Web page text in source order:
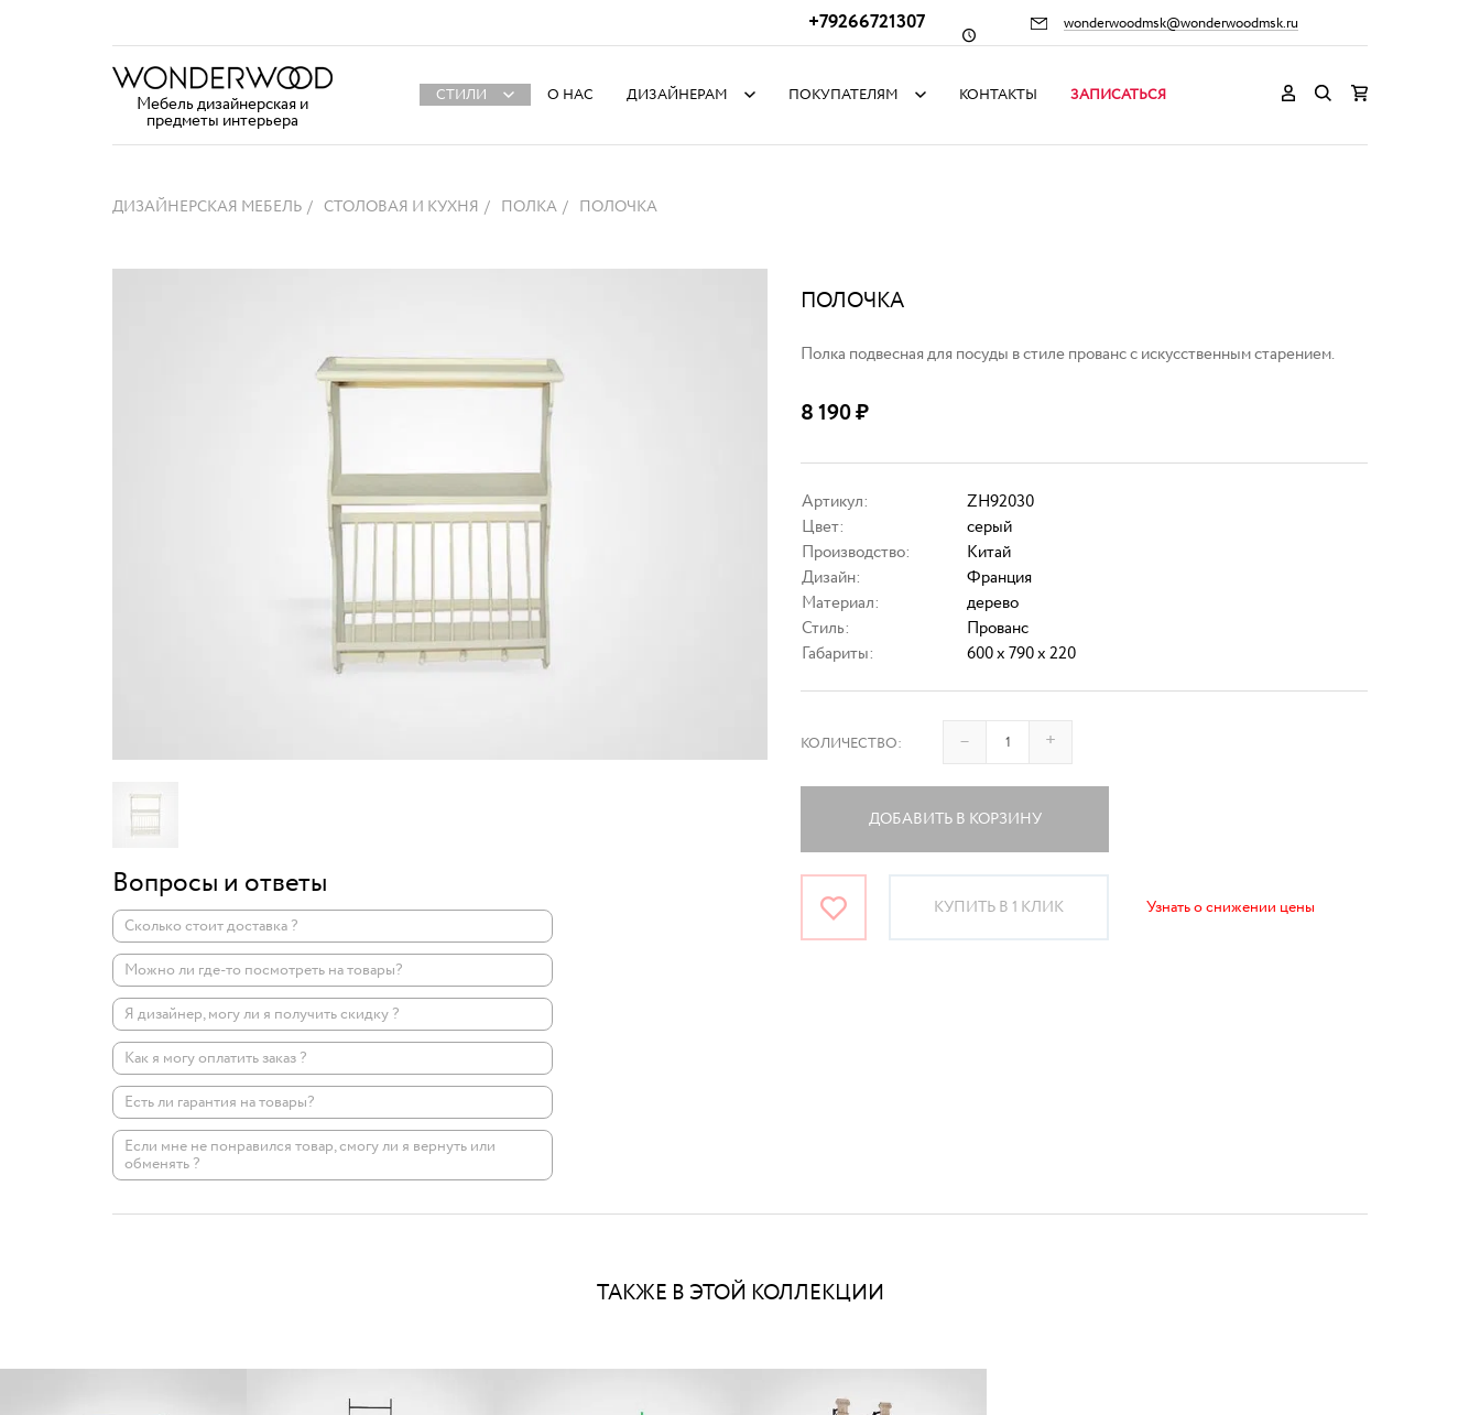
+79266721307 wonderwoodmsk@wonderwoodmsk.ru
Мебель дизайнерская и
предметы интерьера
СТИЛИ О НАС ДИЗАЙНЕРАМ ПОКУПАТЕЛЯМ КОНТАКТЫ ЗАПИСАТЬСЯ
ДИЗАЙНЕРСКАЯ МЕБЕЛЬ СТОЛОВАЯ И КУХНЯ ПОЛКА ПОЛОЧКА
Вопросы и ответы
Сколько стоит доставка ?
Можно ли где-то посмотреть на товары?
Я дизайнер, могу ли я получить скидку ?
Как я могу оплатить заказ ?
Есть ли гарантия на товары?
Если мне не понравился товар, смогу ли я вернуть или
обменять ?
ПОЛОЧКА
Полка подвесная для посуды в стиле прованс с искусственным старением.
8 190₽
Артикул:
ZH92030
Цвет:
серый
Производство:
Китай
Дизайн:
Франция
Материал:
дерево
Стиль:
Прованс
Габариты:
600 x 790 x 220
КОЛИЧЕСТВО: – +
ДОБАВИТЬ В КОРЗИНУ
КУПИТЬ В 1 КЛИК Узнать о снижении цены
ТАКЖЕ В ЭТОЙ КОЛЛЕКЦИИ